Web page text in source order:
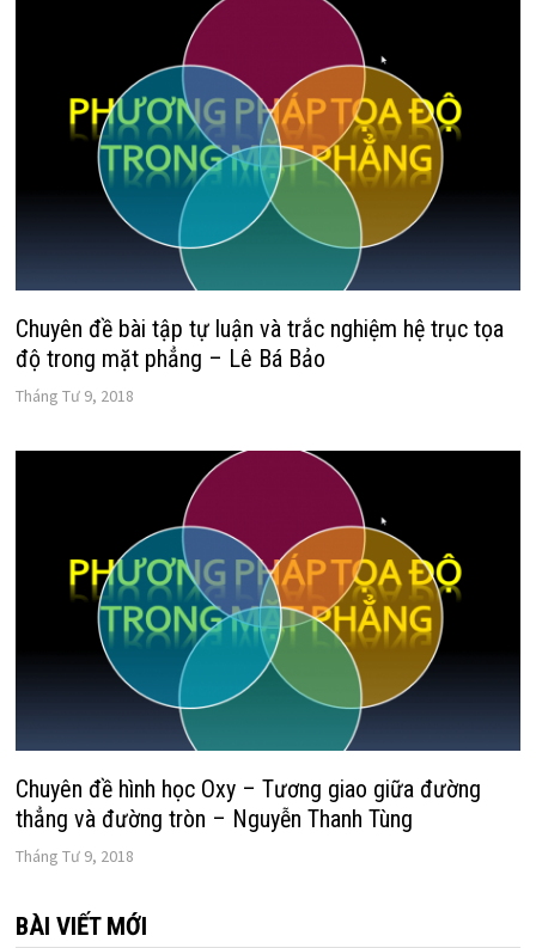
Chuyên đề bài tập tự luận và trắc nghiệm hệ trục tọa
độ trong mặt phẳng – Lê Bá Bảo
Tháng Tư 9, 2018
Chuyên đề hình học Oxy – Tương giao giữa đường
thẳng và đường tròn – Nguyễn Thanh Tùng
Tháng Tư 9, 2018
BÀI VIẾT MỚI